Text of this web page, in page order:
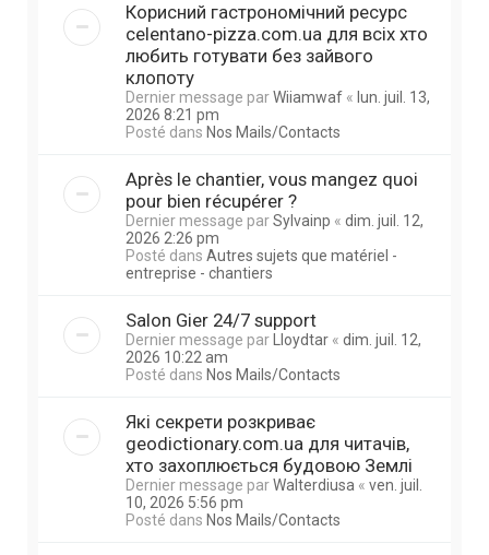
Корисний гастрономічний ресурс
celentano-pizza.com.ua для всіх хто
любить готувати без зайвого
клопоту
Dernier message parWiiamwaf « lun. juil. 13,
2026 8:21 pm
Posté dans Nos Mails/Contacts
Après le chantier, vous mangez quoi
pour bien récupérer ?
Dernier message parSylvainp « dim. juil. 12,
2026 2:26 pm
Posté dans Autres sujets que matériel -
entreprise - chantiers
Salon Gier 24/7 support
Dernier message par Lloydtar « dim. juil. 12,
2026 10:22 am
Posté dans Nos Mails/Contacts
Які секрети розкриває
geodictionary.com.ua для читачів,
хто захоплюється будовою Землі
Dernier message parWalterdiusa « ven. juil.
10, 2026 5:56 pm
Posté dans Nos Mails/Contacts